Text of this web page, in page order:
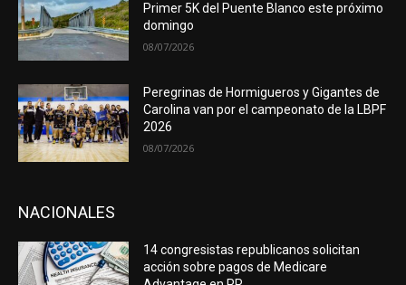
Primer 5K del Puente Blanco este próximo
domingo
08/07/2026
Peregrinas de Hormigueros y Gigantes de
Carolina van por el campeonato de la LBPF
2026
08/07/2026
NACIONALES
14 congresistas republicanos solicitan
acción sobre pagos de Medicare